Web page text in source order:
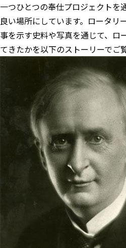
一つひとつの奉仕プロジェクトを
良い場所にしています。ロータリ
事を示す史料や写真を通じて、ロ
てきたかを以下のストーリーでご